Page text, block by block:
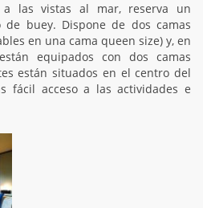
las vistas al mar, reserva un
buey. Dispone de dos camas
en una cama queen size) y, en
equipados con dos camas
están situados en el centro del
fácil acceso a las actividades e